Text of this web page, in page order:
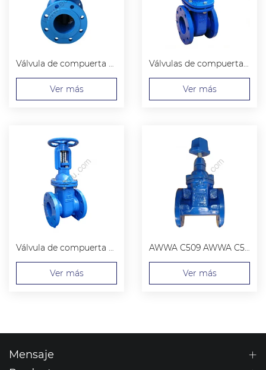
Válvula de compuerta de extremo con brida de vástago no ascendente BS5150
Ver más
Válvulas de compuerta de vástago no ascendente BS3464
Ver más
Válvula de compuerta de vástago ascendente de hierro fundido con sello metálico MSS SP-70
Ver más
AWWA C509 AWWA C515 Válvula de compuerta de hierro fundido
Ver más
Mensaje